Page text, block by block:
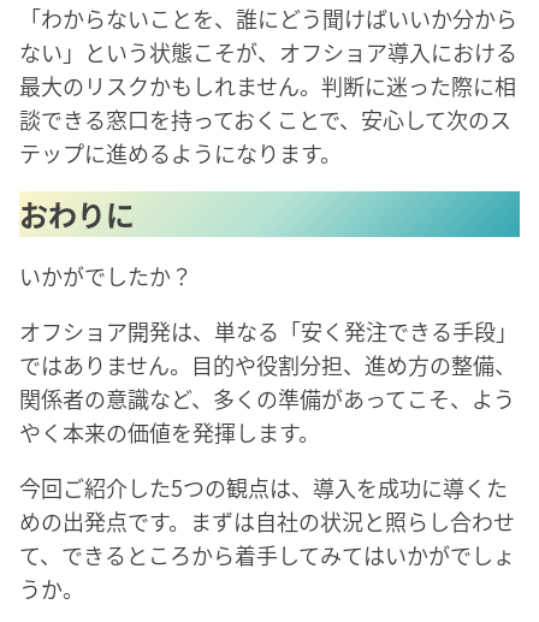
「わからないことを、誰にどう聞けばいいか分から
ない」という状態こそが、オフショア導入における
最大のリスクかもしれません。判断に迷った際に相
談できる窓口を持っておくことで、安心して次のス
テップに進めるようになります。
おわりに
いかがでしたか？
オフショア開発は、単なる「安く発注できる手段」
ではありません。目的や役割分担、進め方の整備、
関係者の意識など、多くの準備があってこそ、よう
やく本来の価値を発揮します。
今回ご紹介した5つの観点は、導入を成功に導くた
めの出発点です。まずは自社の状況と照らし合わせ
て、できるところから着手してみてはいかがでしょ
うか。